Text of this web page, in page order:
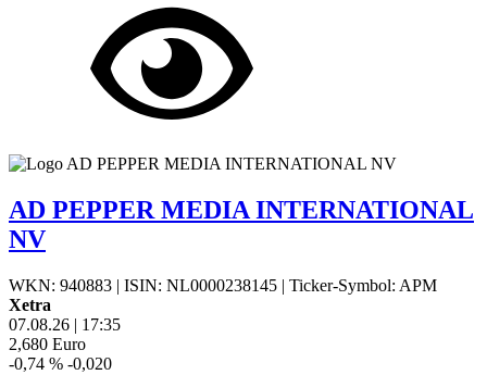
AD PEPPER MEDIA INTERNATIONAL
NV
WKN: 940883 | ISIN: NL0000238145 | Ticker-Symbol: APM
Xetra
07.08.26 | 17:35
2,680 Euro
-0,74 % -0,020